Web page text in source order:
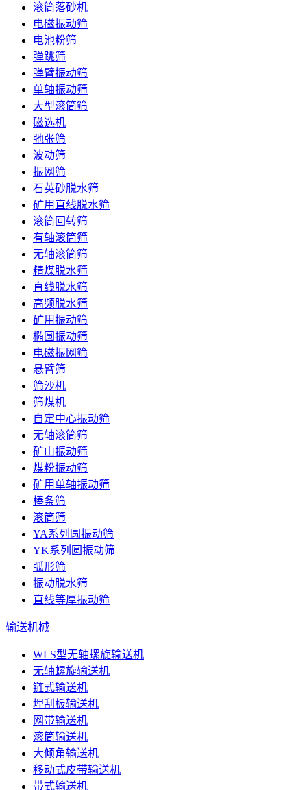
滚筒落砂机
电磁振动筛
电池粉筛
弹跳筛
弹臂振动筛
单轴振动筛
大型滚筒筛
磁选机
弛张筛
波动筛
振网筛
石英砂脱水筛
矿用直线脱水筛
滚筒回转筛
有轴滚筒筛
无轴滚筒筛
精煤脱水筛
直线脱水筛
高频脱水筛
矿用振动筛
椭圆振动筛
电磁振网筛
悬臂筛
筛沙机
筛煤机
自定中心振动筛
无轴滚筒筛
矿山振动筛
煤粉振动筛
矿用单轴振动筛
棒条筛
滚筒筛
YA系列圆振动筛
YK系列圆振动筛
弧形筛
振动脱水筛
直线等厚振动筛
输送机械
WLS型无轴螺旋输送机
无轴螺旋输送机
链式输送机
埋刮板输送机
网带输送机
滚筒输送机
大倾角输送机
移动式皮带输送机
带式输送机